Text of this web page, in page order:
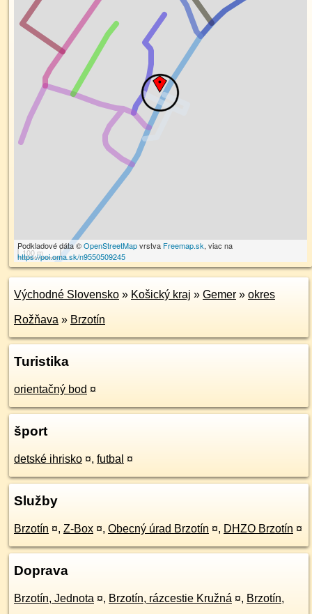
100 m
Podkladové dáta ©OpenStreetMapvrstva Freemap.sk, viac na
https://poi.oma.sk/n9550509245
Východné Slovensko » Košický kraj » Gemer » okres
Rožňava » Brzotín
Turistika
orientačný bod ¤
šport
detské ihrisko ¤, futbal ¤
Služby
Brzotín ¤, Z-Box ¤, Obecný úrad Brzotín ¤, DHZO Brzotín ¤
Doprava
Brzotín, Jednota ¤, Brzotín, rázcestie Kružná ¤, Brzotín,